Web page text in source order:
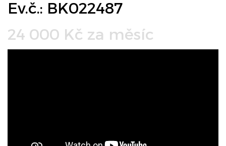
Ev.č.: BK022487
24 000 Kč za měsíc